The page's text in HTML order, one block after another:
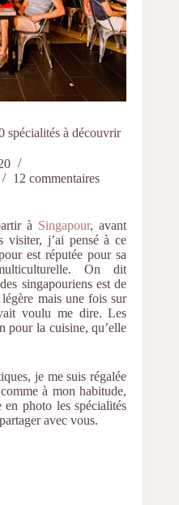
spécialités à découvrir
12 commentaires
à Singapour, avant
visiter, j’ai pensé à ce
est réputée pour sa
On dit
singapouriens est de
mais une fois sur
voulu me dire. Les
pour la cuisine, qu’elle
je me suis régalée
à mon habitude,
photo les spécialités
avec vous.